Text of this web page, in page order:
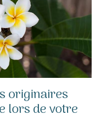
originaires
lors de votre